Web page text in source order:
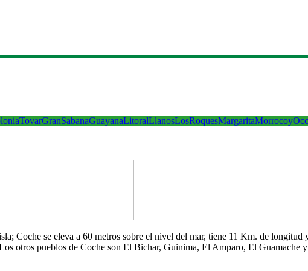
GranSabanaGuayanaLitoralLlanosLosRoquesMargaritaMorrocoy
Coche se eleva a 60 metros sobre el nivel del mar, tiene 11 Km. de
otros pueblos de Coche son El Bichar, Guinima, El Amparo, El Guamache